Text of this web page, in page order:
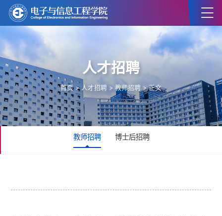
人才招聘
首页> 人才招聘 >教师招聘 > 正文
教师招聘 博士后招聘